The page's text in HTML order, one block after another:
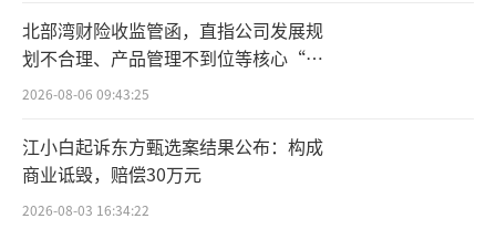
发展，还是智能驾驶技术加速落地的进程中，
其都是不可或缺的传感器。
这也意味着，CIS有着不小的发展潜力。根
据YOLE统计数据，全球CIS市场预计将以4.7%
的年均复合增长率从2023年的218亿美元增长
到2029年的286亿美元，其中，汽车图像传感
北部湾财险收监管函，直指公司发展规
划不合理、产品管理不到位等核心“痛
点”
2026-08-06 09:43:25
江小白起诉东方甄选案结果公布：构成
商业诋毁，赔偿30万元
2026-08-03 16:34:22